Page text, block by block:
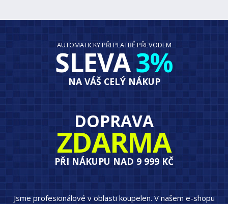
AUTOMATICKY PŘI PLATBĚ PŘEVODEM
SLEVA3%
NA VÁŠ CELÝ NÁKUP
DOPRAVA
ZDARMA
PŘI NÁKUPU NAD 9 999 KČ
Jsme profesionálové v oblasti koupelen. V našem e-shopu